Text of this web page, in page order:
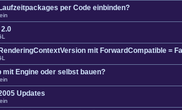
per Code einbinden?
2.0
mit ForwardCompatible =
mit Engine oder selbst bauen?
Updates